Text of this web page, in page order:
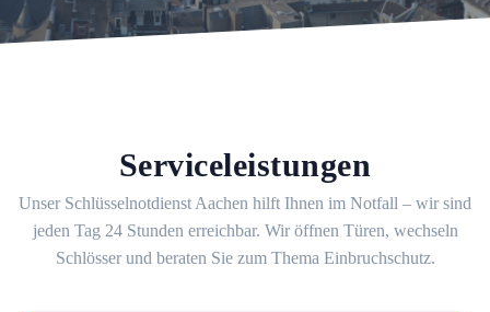
Serviceleistungen
Unser Schlüsselnotdienst Aachen hilft Ihnen im Notfall – wir sind
jeden Tag 24 Stunden erreichbar. Wir öffnen Türen, wechseln
Schlösser und beraten Sie zum Thema Einbruchschutz.